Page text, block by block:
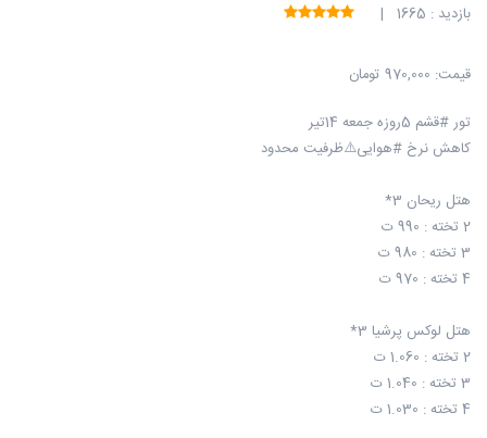
بازدید : 1665 |
قیمت: 970,000 تومان
تور #قشم 5روزه جمعه 14تیر
کاهش نرخ #هوایی⚠️ظرفیت محدود
هتل ریحان 3*
2 تخته : 990 ت
3 تخته : 980 ت
4 تخته : 970 ت
هتل لوکس پرشیا 3*
2 تخته : 1.060 ت
3 تخته : 1.040 ت
4 تخته : 1.030 ت